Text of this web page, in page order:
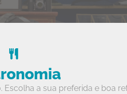
Escolha a sua preferida e boa